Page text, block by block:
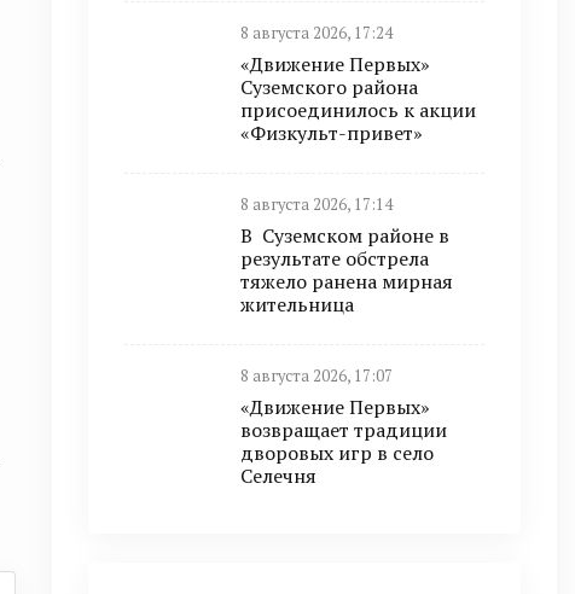
8 августа 2026, 17:24
«Движение Первых»
Суземского района
присоединилось к акции
«Физкульт-привет»
8 августа 2026, 17:14
В Суземском районе в
результате обстрела
тяжело ранена мирная
жительница
8 августа 2026, 17:07
«Движение Первых»
возвращает традиции
дворовых игр в село
Селечня